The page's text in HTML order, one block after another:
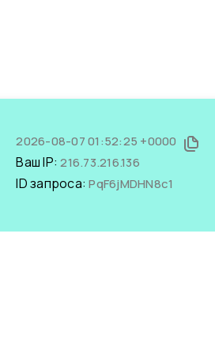
2026-08-07 01:52:25 +0000
Ваш IP:216.73.216.136
ID запроса:PqF6jMDHN8c1